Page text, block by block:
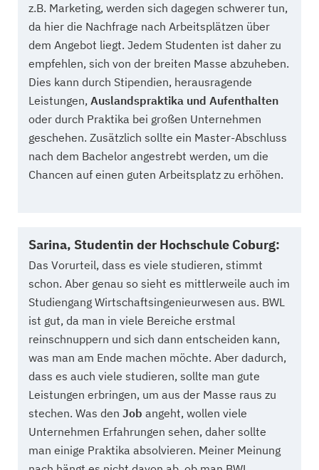
z.B. Marketing, werden sich dagegen schwerer tun,
da hier die Nachfrage nach Arbeitsplätzen über
dem Angebot liegt. Jedem Studenten ist daher zu
empfehlen, sich von der breiten Masse abzuheben.
Dies kann durch Stipendien, herausragende
Leistungen, Auslandspraktika und Aufenthalten
oder durch Praktika bei großen Unternehmen
geschehen. Zusätzlich sollte ein Master-Abschluss
nach dem Bachelor angestrebt werden, um die
Chancen auf einen guten Arbeitsplatz zu erhöhen.
Sarina, Studentin der Hochschule Coburg:
Das Vorurteil, dass es viele studieren, stimmt
schon. Aber genau so sieht es mittlerweile auch im
Studiengang Wirtschaftsingenieurwesen aus. BWL
ist gut, da man in viele Bereiche erstmal
reinschnuppern und sich dann entscheiden kann,
was man am Ende machen möchte. Aber dadurch,
dass es auch viele studieren, sollte man gute
Leistungen erbringen, um aus der Masse raus zu
stechen. Was den Job angeht, wollen viele
Unternehmen Erfahrungen sehen, daher sollte
man einige Praktika absolvieren. Meiner Meinung